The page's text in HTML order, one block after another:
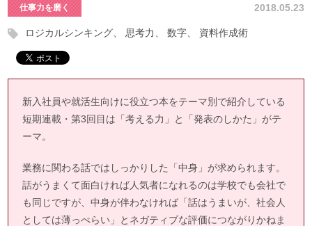
2018.05.23
仕事力を磨く
ロジカルシンキング 思考力 数字 資料作成術
新入社員や就活生向けに役立つ本をテーマ別で紹介している
短期連載・第3回目は「考える力」と「発表のしかた」がテ
ーマ。
業務に関わる話ではしっかりした「中身」が求められます。
話がうまくて面白ければ人気者になれるのは学校でも会社で
も同じですが、中身が伴わなければ「話はうまいが、社会人
としては薄っぺらい」とネガティブな評価につながりかねま